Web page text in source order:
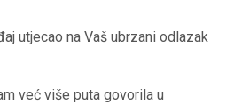
utjecao na Vaš ubrzani odlazak
već više puta govorila u